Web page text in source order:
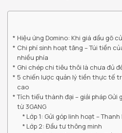
Hiệu ứng Domino: Khi giá dầu gõ
Chi phí sinh hoạt tăng – Túi tiền
nhiều phía
Ghi chép chi tiêu thôi là chưa đủ
5 chiến lược quản lý tiền thực tế
cao
Tích tiểu thành đại – giải pháp Gửi
từ 3GANG
Lớp 1: Gửi góp linh hoạt –
Lớp 2: Đầu tư thông minh